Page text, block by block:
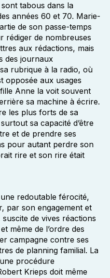
tabous dans la
années 60 et 70. Marie-
de son passe-temps
rédiger de nombreuses
aux rédactions, mais
des journaux
rubrique à la radio, où
opposée aux usages
Anne la voit souvent
sa machine à écrire.
les plus forts de sa
sa capacité d’être
et de prendre ses
pour autant perdre son
rire et son rire était
redoutable férocité,
par son engagement et
de vives réactions
même de l’ordre des
campagne contre ses
de planning familial. La
procédure
Krieps doit même